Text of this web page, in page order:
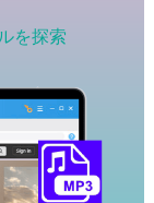
を探索